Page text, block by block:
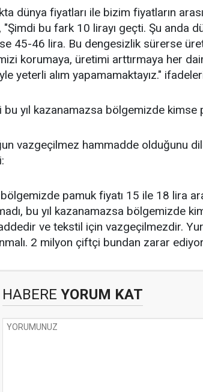
dünya fiyatları ile bizim fiyatların
"Şimdi bu fark 10 lirayı geçti. Şu anda
45-46 lira. Bu dengesizlik sürerse
korumaya, üretimi arttırmaya her
yeterli alım yapamamaktayız."
bu yıl kazanamazsa bölgemizde kimse
vazgeçilmez hammadde olduğunu
pamuk fiyatı 15 ile 18 lira
bu yıl kazanamazsa bölgemizde
ve tekstil için vazgeçilmezdir.
2 milyon çiftçi bundan zarar
HABERE YORUM KAT